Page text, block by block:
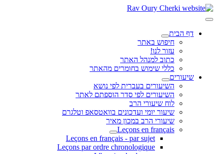
דף הבית
חיפוש באתר
עזור לנו!
כתוב למנהל האתר
כללי שימוש בחומרים מהאתר
שיעורים
השיעורים בעברית לפי נושא
השיעורים לפי סדר הוספתם לאתר
לוח שיעורי הרב
שיעור יומי ועדכונים בוואטסאפ וטלגרם
שיעורי הרב במכון מאיר
Leçons en français
Leçons en français - par sujet
Leçons par ordre chronologique